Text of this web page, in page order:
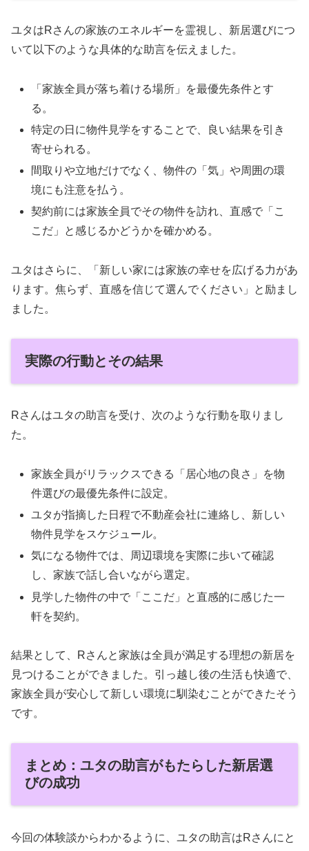
ユタはRさんの家族のエネルギーを霊視し、新居選びにつ
いて以下のような具体的な助言を伝えました。
「家族全員が落ち着ける場所」を最優先条件とす
る。
特定の日に物件見学をすることで、良い結果を引き
寄せられる。
間取りや立地だけでなく、物件の「気」や周囲の環
境にも注意を払う。
契約前には家族全員でその物件を訪れ、直感で「こ
こだ」と感じるかどうかを確かめる。
ユタはさらに、「新しい家には家族の幸せを広げる力があ
ります。焦らず、直感を信じて選んでください」と励まし
ました。
実際の行動とその結果
Rさんはユタの助言を受け、次のような行動を取りまし
た。
家族全員がリラックスできる「居心地の良さ」を物
件選びの最優先条件に設定。
ユタが指摘した日程で不動産会社に連絡し、新しい
物件見学をスケジュール。
気になる物件では、周辺環境を実際に歩いて確認
し、家族で話し合いながら選定。
見学した物件の中で「ここだ」と直感的に感じた一
軒を契約。
結果として、Rさんと家族は全員が満足する理想の新居を
見つけることができました。引っ越し後の生活も快適で、
家族全員が安心して新しい環境に馴染むことができたそう
です。
まとめ：ユタの助言がもたらした新居選
びの成功
今回の体験談からわかるように、ユタの助言はRさんにと